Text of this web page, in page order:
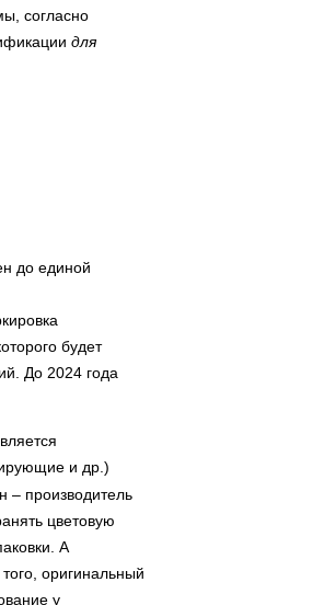
согласно
для
до единой
будет
До 2024 года
и др.)
– производитель
цветовую
А
оригинальный
у